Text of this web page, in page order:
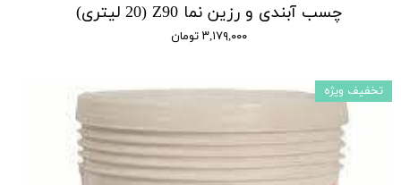
چسب آبندی و رزین نما Z90 (20 لیتری)
۳,۱۷۹,۰۰۰ تومان
تخفیف ویژه